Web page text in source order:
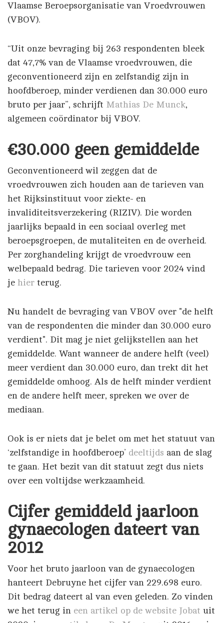
Vlaamse Beroepsorganisatie van Vroedvrouwen
(VBOV).
“Uit onze bevraging bij 263 respondenten bleek
dat 47,7% van de Vlaamse vroedvrouwen, die
geconventioneerd zijn en zelfstandig zijn in
hoofdberoep, minder verdienen dan 30.000 euro
bruto per jaar”, schrijft Mathias De Munck,
algemeen coördinator bij VBOV.
€30.000 geen gemiddelde
Geconventioneerd wil zeggen dat de
vroedvrouwen zich houden aan de tarieven van
het Rijksinstituut voor ziekte- en
invaliditeitsverzekering (RIZIV). Die worden
jaarlijks bepaald in een sociaal overleg met
beroepsgroepen, de mutaliteiten en de overheid.
Per zorghandeling krijgt de vroedvrouw een
welbepaald bedrag. Die tarieven voor 2024 vind
je hier terug.
Nu handelt de bevraging van VBOV over "de helft
van de respondenten die minder dan 30.000 euro
verdient". Dit mag je niet gelijkstellen aan het
gemiddelde. Want wanneer de andere helft (veel)
meer verdient dan 30.000 euro, dan trekt dit het
gemiddelde omhoog. Als de helft minder verdient
en de andere helft meer, spreken we over de
mediaan.
Ook is er niets dat je belet om met het statuut van
‘zelfstandige in hoofdberoep’ deeltijds aan de slag
te gaan. Het bezit van dit statuut zegt dus niets
over een voltijdse werkzaamheid.
Cijfer gemiddeld jaarloon
gynaecologen dateert van
2012
Voor het bruto jaarloon van de gynaecologen
hanteert Debruyne het cijfer van 229.698 euro.
Dit bedrag dateert al van even geleden. Zo vinden
we het terug in een artikel op de website Jobat uit